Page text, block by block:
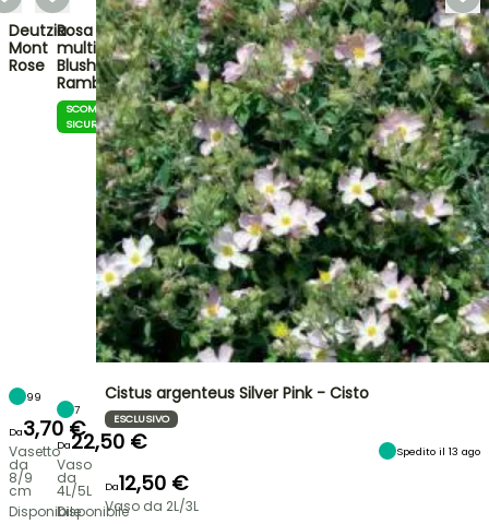
Deutzia
Mont
Rose
99
Da3,70 €
Vasetto
da
8/9
cm
Disponibile
Rosa
multiflora
Blush
Rambler
SCOMMESSA
SICURA
7
Da22,50 €
Vaso
da
4L/5L
Disponibile
Cistus argenteus Silver Pink - Cisto
ESCLUSIVO
Spedito il 13 ago
Da12,50 €
Vaso da 2L/3L